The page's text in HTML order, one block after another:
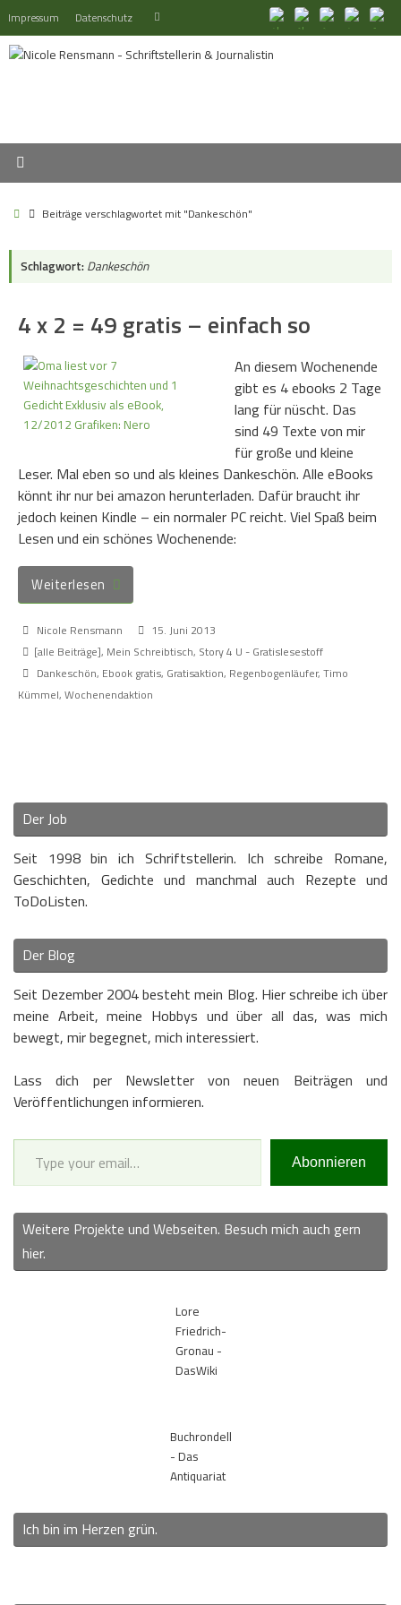
Inhalt
springen
Impressum Datenschutz Suchen
StartBeiträge verschlagwortet mit "Dankeschön"
Schlagwort: Dankeschön
4 x 2 = 49 gratis – einfach so
An diesem Wochenende
gibt es 4 ebooks 2 Tage
lang für nüscht. Das
sind 49 Texte von mir
für große und kleine
Leser. Mal eben so und als kleines Dankeschön. Alle eBooks
könnt ihr nur bei amazon herunterladen. Dafür braucht ihr
jedoch keinen Kindle – ein normaler PC reicht. Viel Spaß beim
Lesen und ein schönes Wochenende:
Weiterlesen
Nicole Rensmann
15. Juni 2013
[alle Beiträge], Mein Schreibtisch, Story 4 U - Gratislesestoff
Dankeschön, Ebook gratis, Gratisaktion, Regenbogenläufer, Timo
Kümmel, Wochenendaktion
Der Job
Seit 1998 bin ich Schriftstellerin. Ich schreibe Romane,
Geschichten, Gedichte und manchmal auch Rezepte und
ToDoListen.
Der Blog
Seit Dezember 2004 besteht mein Blog. Hier schreibe ich über
meine Arbeit, meine Hobbys und über all das, was mich
bewegt, mir begegnet, mich interessiert.
Lass dich per Newsletter von neuen Beiträgen und
Veröffentlichungen informieren.
Type your email…
Abonnieren
Weitere Projekte und Webseiten. Besuch mich auch gern
hier.
Lore
Friedrich-
Gronau -
DasWiki
Buchrondell
- Das
Antiquariat
Ich bin im Herzen grün.